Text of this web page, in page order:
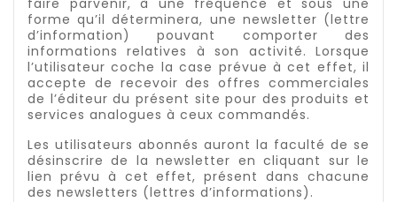
faire parvenir, à une fréquence et sous une
forme qu’il déterminera, une newsletter (lettre
d’information) pouvant comporter des
informations relatives à son activité. Lorsque
l’utilisateur coche la case prévue à cet effet, il
accepte de recevoir des offres commerciales
de l’éditeur du présent site pour des produits et
services analogues à ceux commandés.
Les utilisateurs abonnés auront la faculté de se
désinscrire de la newsletter en cliquant sur le
lien prévu à cet effet, présent dans chacune
des newsletters (lettres d’informations).